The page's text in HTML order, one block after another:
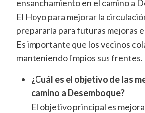
ensanchamiento en el camino a
El Hoyo para mejorar la
prepararla para futuras mejoras
Es importante que los vecinos
manteniendo limpios sus frentes.
¿Cuál es el objetivo de las
camino a Desemboque?
El objetivo principal es